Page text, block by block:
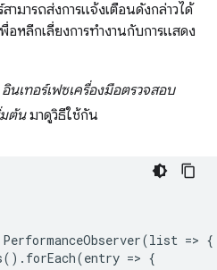
ามารถส่งการแจ้งเตือนดังกล่าวได้
อหลีกเลี่ยงการทำงานกับการแสดง
เทอร์เฟซเครื่องมือตรวจสอบ
มต้นมาดูวิธีใช้กัน
=> {
=> {